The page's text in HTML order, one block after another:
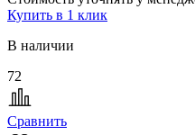
Купить в 1 клик
В наличии
72
Сравнить